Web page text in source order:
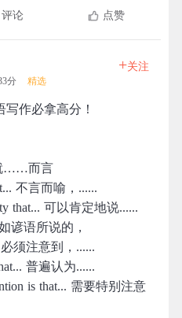
论 点赞
分 精选
+关注
作必拿高分！
……而言
不言而喻，......
that... 可以肯定地说......
谚语所说的，
必须注意到，......
普遍认为......
is that... 需要特别注意